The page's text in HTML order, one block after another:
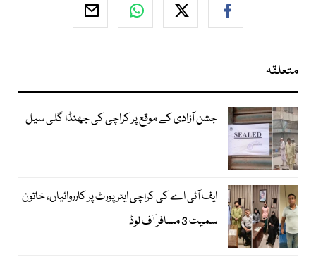
متعلقہ
جشن آزادی کے موقع پر کراچی کی جھنڈا گلی سیل
ایف آئی اے کی کراچی ایئرپورٹ پر کارروائیاں، خاتون
سمیت 3 مسافر آف لوڈ